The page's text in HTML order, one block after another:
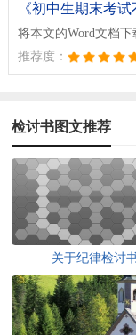
《初中生期末考试
将本文的Word文档
推荐度：
检讨书图文推荐
关于纪律检讨